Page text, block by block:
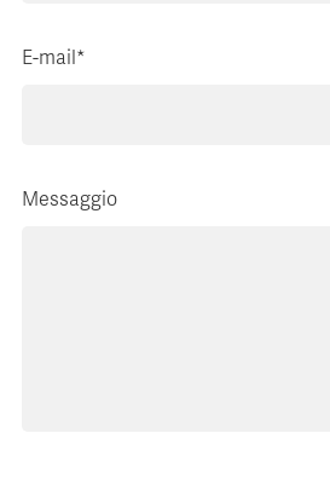
E-mail*
Messaggio